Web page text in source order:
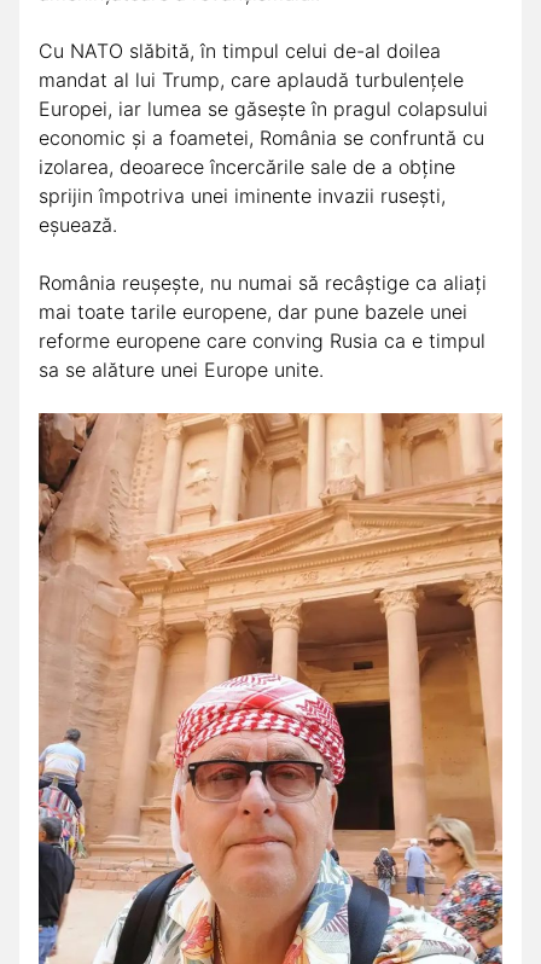
Cu NATO slăbită, în timpul celui de-al doilea
mandat al lui Trump, care aplaudă turbulențele
Europei, iar lumea se găsește în pragul colapsului
economic și a foametei, România se confruntă cu
izolarea, deoarece încercările sale de a obține
sprijin împotriva unei iminente invazii rusești,
eșuează.
România reușește, nu numai să recâștige ca aliați
mai toate tarile europene, dar pune bazele unei
reforme europene care conving Rusia ca e timpul
sa se alăture unei Europe unite.